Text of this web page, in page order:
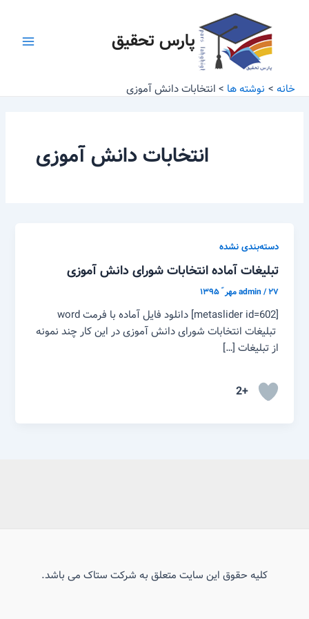
پارس تحقیق
خانه نوشته ها انتخابات دانش آموزی
انتخابات دانش آموزی
دسته‌بندی نشده
تبلیغات آماده انتخابات شورای دانش آموزی
admin/۲۷ مهر ّ ۱۳۹۵
[metaslider id=602] دانلود فایل آماده با فرمت word
تبلیغات انتخابات شورای دانش آموزی در این کار چند نمونه
از تبلیغات […]
+2
کلیه حقوق این سایت متعلق به شرکت ستاک می باشد.